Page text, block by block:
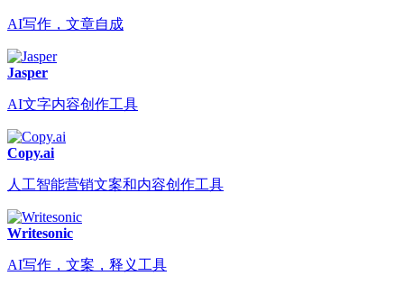
AI写作，文章自成
Jasper
AI文字内容创作工具
Copy.ai
人工智能营销文案和内容创作工具
Writesonic
AI写作，文案，释义工具